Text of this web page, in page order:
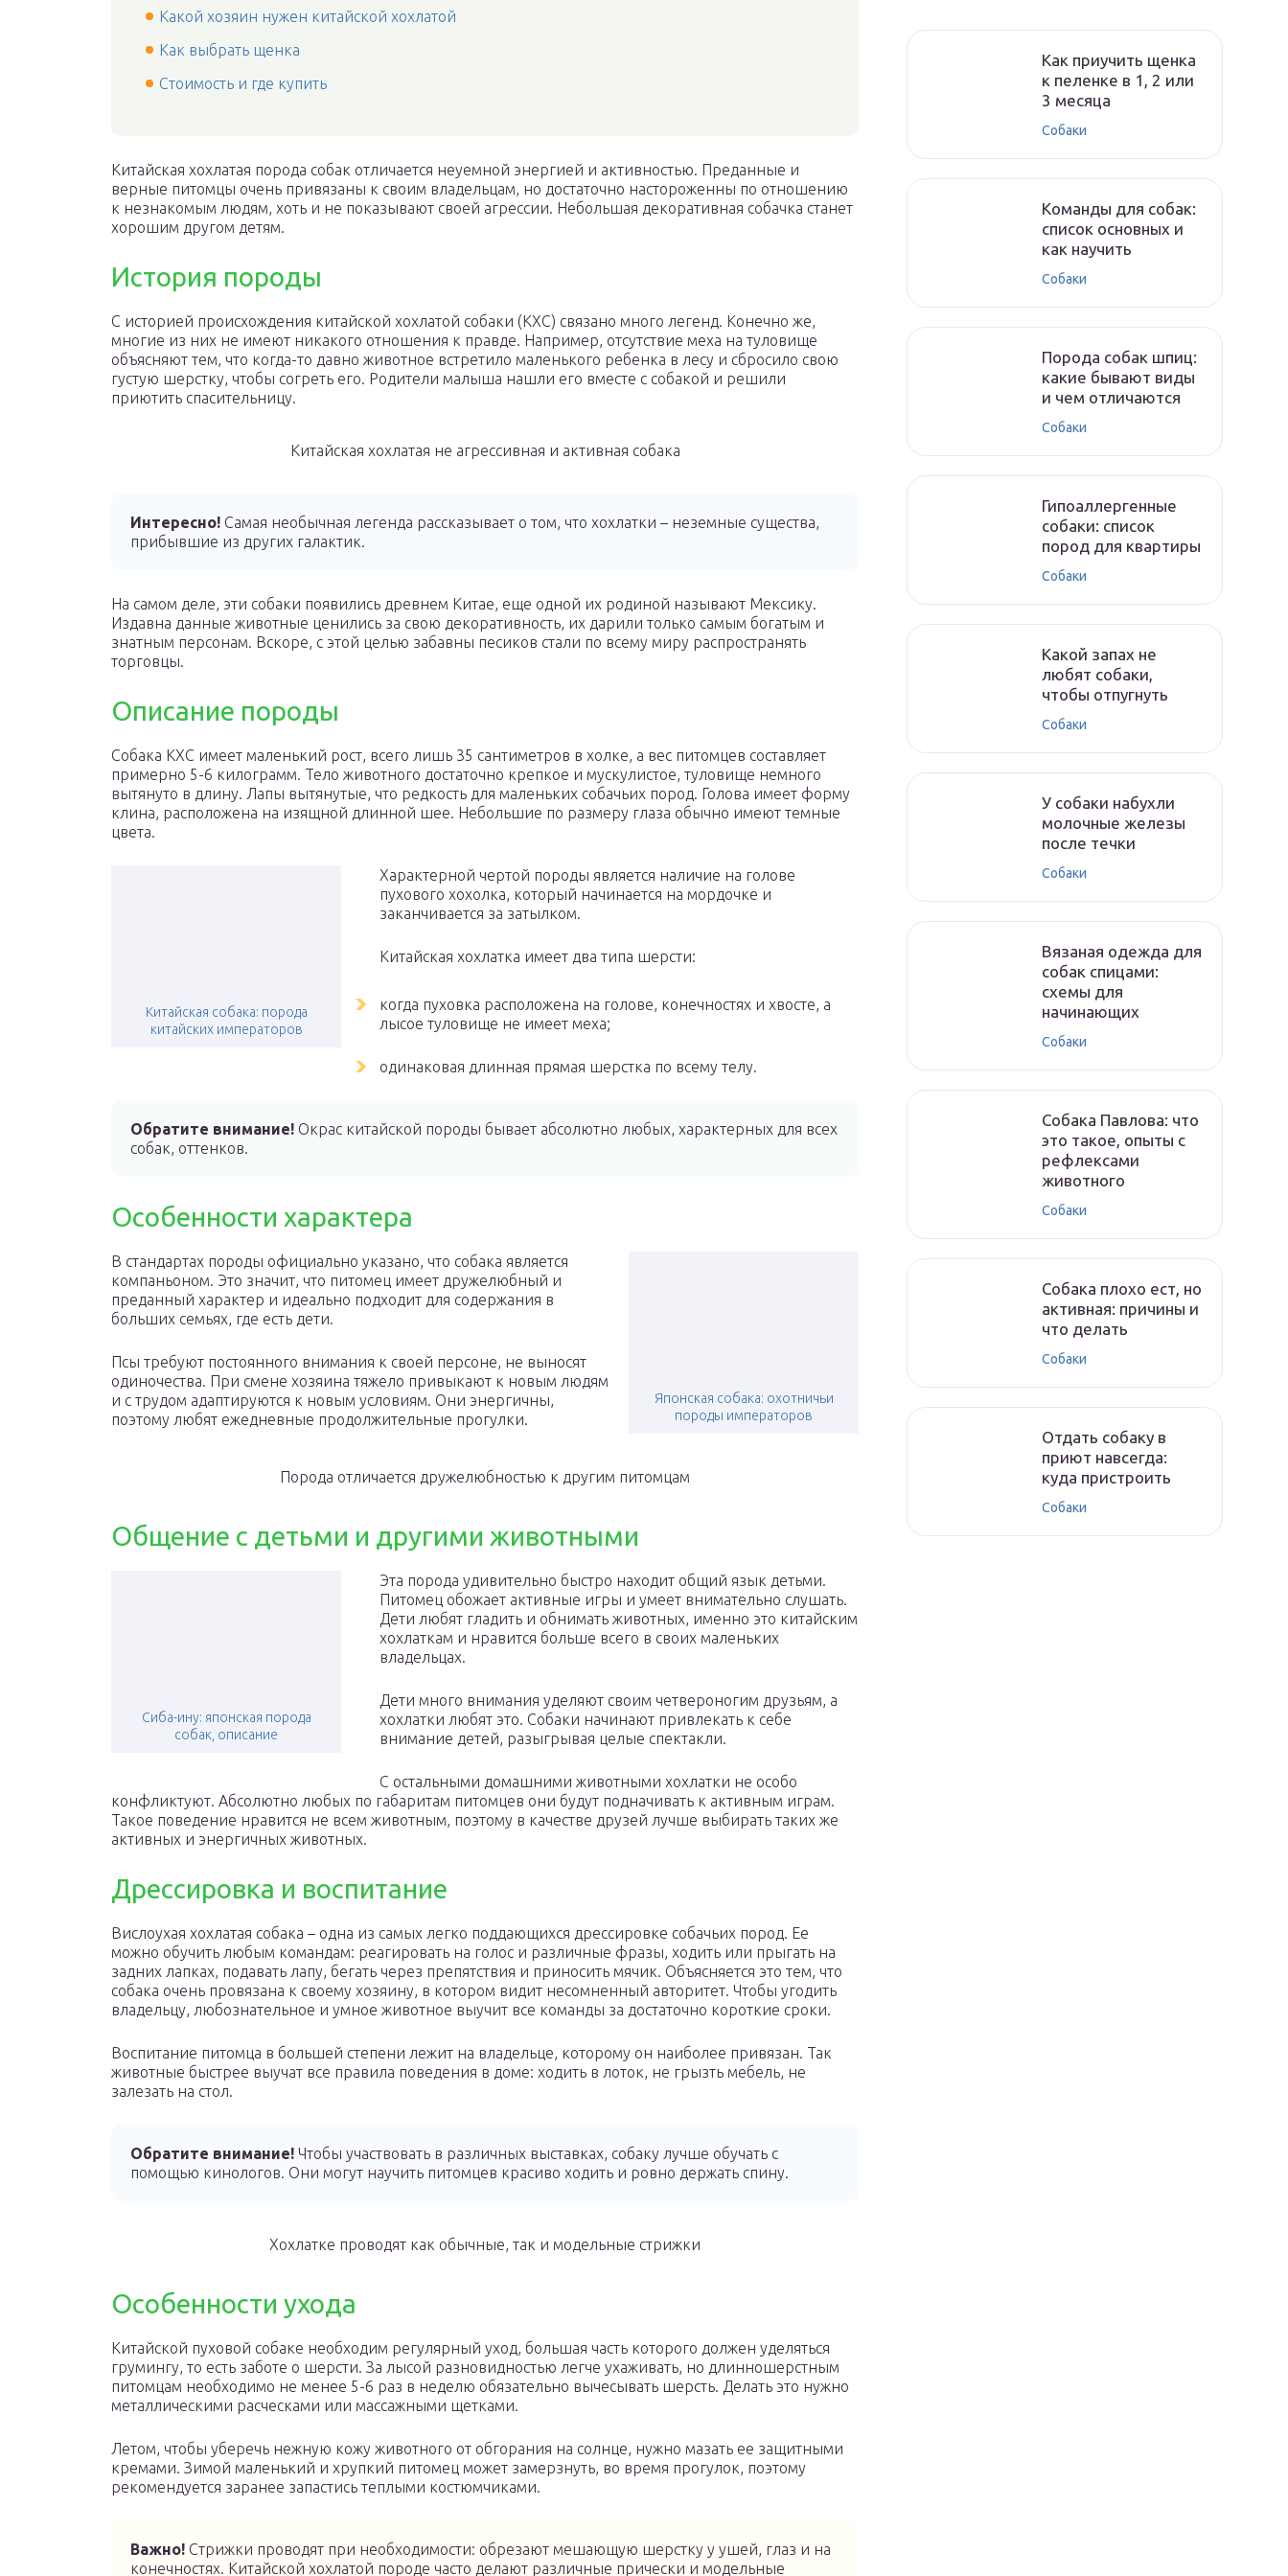
Какой хозяин нужен китайской хохлатой
Как выбрать щенка
Стоимость и где купить
Китайская хохлатая порода собак отличается неуемной энергией и активностью. Преданные и
верные питомцы очень привязаны к своим владельцам, но достаточно настороженны по отношению
к незнакомым людям, хоть и не показывают своей агрессии. Небольшая декоративная собачка станет
хорошим другом детям.
История породы
С историей происхождения китайской хохлатой собаки (КХС) связано много легенд. Конечно же,
многие из них не имеют никакого отношения к правде. Например, отсутствие меха на туловище
объясняют тем, что когда-то давно животное встретило маленького ребенка в лесу и сбросило свою
густую шерстку, чтобы согреть его. Родители малыша нашли его вместе с собакой и решили
приютить спасительницу.
Китайская хохлатая не агрессивная и активная собака
Интересно! Самая необычная легенда рассказывает о том, что хохлатки – неземные существа,
прибывшие из других галактик.
На самом деле, эти собаки появились древнем Китае, еще одной их родиной называют Мексику.
Издавна данные животные ценились за свою декоративность, их дарили только самым богатым и
знатным персонам. Вскоре, с этой целью забавны песиков стали по всему миру распространять
торговцы.
Описание породы
Собака КХС имеет маленький рост, всего лишь 35 сантиметров в холке, а вес питомцев составляет
примерно 5-6 килограмм. Тело животного достаточно крепкое и мускулистое, туловище немного
вытянуто в длину. Лапы вытянутые, что редкость для маленьких собачьих пород. Голова имеет форму
клина, расположена на изящной длинной шее. Небольшие по размеру глаза обычно имеют темные
цвета.
Китайская собака: порода
китайских императоров
Характерной чертой породы является наличие на голове
пухового хохолка, который начинается на мордочке и
заканчивается за затылком.
Китайская хохлатка имеет два типа шерсти:
когда пуховка расположена на голове, конечностях и хвосте, а
лысое туловище не имеет меха;
одинаковая длинная прямая шерстка по всему телу.
Обратите внимание! Окрас китайской породы бывает абсолютно любых, характерных для всех
собак, оттенков.
Особенности характера
Японская собака: охотничьи
породы императоров
В стандартах породы официально указано, что собака является
компаньоном. Это значит, что питомец имеет дружелюбный и
преданный характер и идеально подходит для содержания в
больших семьях, где есть дети.
Псы требуют постоянного внимания к своей персоне, не выносят
одиночества. При смене хозяина тяжело привыкают к новым людям
и с трудом адаптируются к новым условиям. Они энергичны,
поэтому любят ежедневные продолжительные прогулки.
Порода отличается дружелюбностью к другим питомцам
Общение с детьми и другими животными
Сиба-ину: японская порода
собак, описание
Эта порода удивительно быстро находит общий язык детьми.
Питомец обожает активные игры и умеет внимательно слушать.
Дети любят гладить и обнимать животных, именно это китайским
хохлаткам и нравится больше всего в своих маленьких
владельцах.
Дети много внимания уделяют своим четвероногим друзьям, а
хохлатки любят это. Собаки начинают привлекать к себе
внимание детей, разыгрывая целые спектакли.
С остальными домашними животными хохлатки не особо
конфликтуют. Абсолютно любых по габаритам питомцев они будут подначивать к активным играм.
Такое поведение нравится не всем животным, поэтому в качестве друзей лучше выбирать таких же
активных и энергичных животных.
Дрессировка и воспитание
Вислоухая хохлатая собака – одна из самых легко поддающихся дрессировке собачьих пород. Ее
можно обучить любым командам: реагировать на голос и различные фразы, ходить или прыгать на
задних лапках, подавать лапу, бегать через препятствия и приносить мячик. Объясняется это тем, что
собака очень провязана к своему хозяину, в котором видит несомненный авторитет. Чтобы угодить
владельцу, любознательное и умное животное выучит все команды за достаточно короткие сроки.
Воспитание питомца в большей степени лежит на владельце, которому он наиболее привязан. Так
животные быстрее выучат все правила поведения в доме: ходить в лоток, не грызть мебель, не
залезать на стол.
Обратите внимание! Чтобы участвовать в различных выставках, собаку лучше обучать с
помощью кинологов. Они могут научить питомцев красиво ходить и ровно держать спину.
Хохлатке проводят как обычные, так и модельные стрижки
Особенности ухода
Китайской пуховой собаке необходим регулярный уход, большая часть которого должен уделяться
грумингу, то есть заботе о шерсти. За лысой разновидностью легче ухаживать, но длинношерстным
питомцам необходимо не менее 5-6 раз в неделю обязательно вычесывать шерсть. Делать это нужно
металлическими расческами или массажными щетками.
Летом, чтобы уберечь нежную кожу животного от обгорания на солнце, нужно мазать ее защитными
кремами. Зимой маленький и хрупкий питомец может замерзнуть, во время прогулок, поэтому
рекомендуется заранее запастись теплыми костюмчиками.
Важно! Стрижки проводят при необходимости: обрезают мешающую шерстку у ушей, глаз и на
конечностях. Китайской хохлатой породе часто делают различные прически и модельные
Как приучить щенка
к пеленке в 1, 2 или
3 месяца
Собаки
Команды для собак:
список основных и
как научить
Собаки
Порода собак шпиц:
какие бывают виды
и чем отличаются
Собаки
Гипоаллергенные
собаки: список
пород для квартиры
Собаки
Какой запах не
любят собаки,
чтобы отпугнуть
Собаки
У собаки набухли
молочные железы
после течки
Собаки
Вязаная одежда для
собак спицами:
схемы для
начинающих
Собаки
Собака Павлова: что
это такое, опыты с
рефлексами
животного
Собаки
Собака плохо ест, но
активная: причины и
что делать
Собаки
Отдать собаку в
приют навсегда:
куда пристроить
Собаки